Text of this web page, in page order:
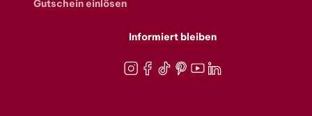
Gutschein einlösen
Informiert bleiben